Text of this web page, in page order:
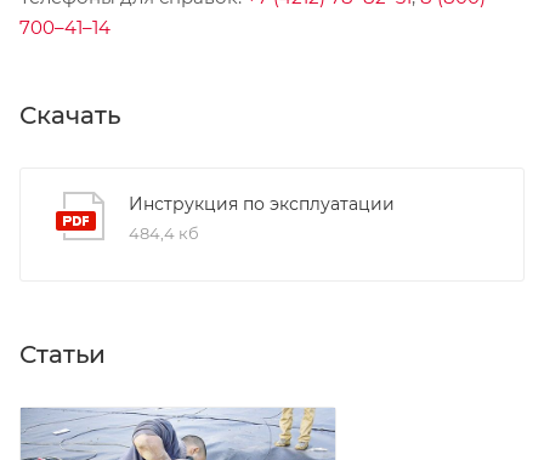
700–41–14
Скачать
Инструкция по эксплуатации
484,4 кб
Статьи